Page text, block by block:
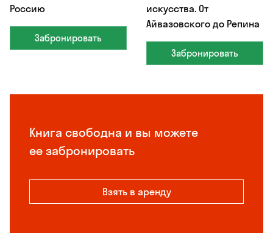
Книга свободна и вы можете
ее забронировать
Взять в аренду
Россию
Забронировать
искусства. От
Айвазовского до Репина
Забронировать